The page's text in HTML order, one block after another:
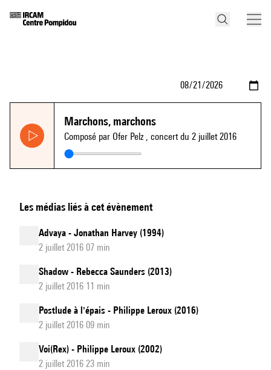
Marchons, marchons
Composé par Ofer Pelz , concert du 2 juillet 2016
Les médias liés à cet évènement
Advaya - Jonathan Harvey (1994)
2 juillet 2016 07 min
Shadow - Rebecca Saunders (2013)
2 juillet 2016 11 min
Postlude à l'épais - Philippe Leroux (2016)
2 juillet 2016 09 min
Voi(Rex) - Philippe Leroux (2002)
2 juillet 2016 23 min